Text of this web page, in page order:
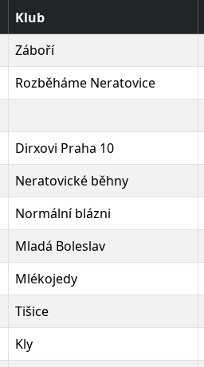
Klub
Záboří
Rozběháme Neratovice
Dirxovi Praha 10
Neratovické běhny
Normální blázni
Mladá Boleslav
Mlékojedy
Tišice
Kly